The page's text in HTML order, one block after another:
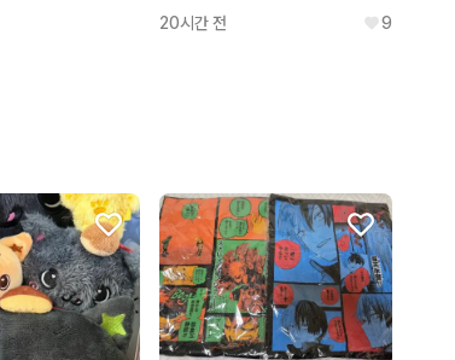
20시간 전 9